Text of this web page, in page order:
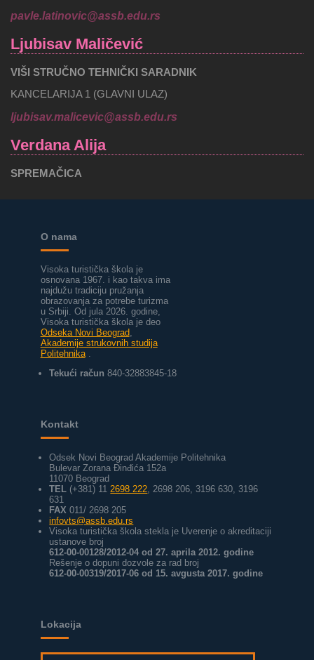
pavle.latinovic@assb.edu.rs
Ljubisav Maličević
VIŠI STRUČNO TEHNIČKI SARADNIK
KANCELARIJA 1 (GLAVNI ULAZ)
ljubisav.malicevic@assb.edu.rs
Verdana Alija
SPREMAČICA
O nama
Visoka turistička škola je
osnovana 1967. i kao takva ima
najdužu tradiciju pružanja
obrazovanja za potrebe turizma
u Srbiji. Od jula 2026. godine,
Visoka turistička škola je deo
Odseka Novi Beograd,
Akademije strukovnih studija
Politehnika .
Tekući račun 840-32883845-18
Kontakt
Odsek Novi Beograd Akademije Politehnika
Bulevar Zorana Đinđića 152a
11070 Beograd
TEL (+381) 112698 222, 2698 206, 3196 630, 3196
631
FAX 011/ 2698 205
infovts@assb.edu.rs
Visoka turistička škola stekla je Uverenje o akreditaciji
ustanove broj
612-00-00128/2012-04 od 27. aprila 2012. godine
Rešenje o dopuni dozvole za rad broj
612-00-00319/2017-06 od 15. avgusta 2017. godine
Lokacija